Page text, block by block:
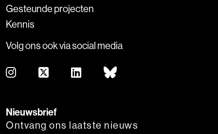
Gesteunde projecten
Kennis
Volg ons ook via social media
Nieuwsbrief
Ontvang ons laatste nieuws